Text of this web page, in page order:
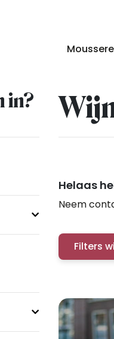
in?
Helaas
Neem
Filters